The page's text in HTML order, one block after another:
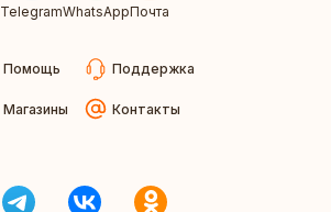
TelegramWhatsAppПочта
Помощь Поддержка
Магазины Контакты